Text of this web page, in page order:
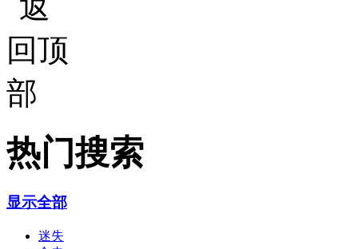
热门搜索
显示全部
迷失